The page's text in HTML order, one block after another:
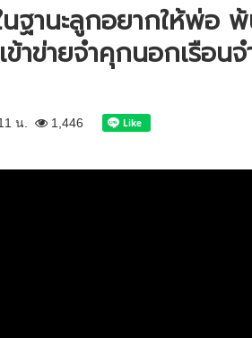
ฐานะลูกอยากให้พ่อ
ข่ายจำคุกนอกเรือนจ
น. 1,446